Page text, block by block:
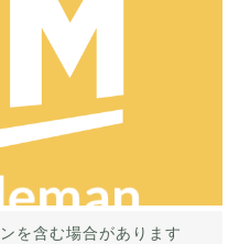
を含む場合があります